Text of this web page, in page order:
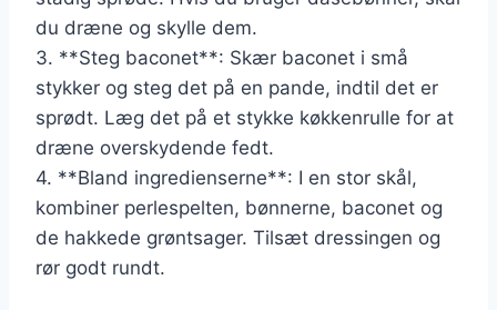
du dræne og skylle dem.
3. **Steg baconet**: Skær baconet i små
stykker og steg det på en pande, indtil det er
sprødt. Læg det på et stykke køkkenrulle for at
dræne overskydende fedt.
4. **Bland ingredienserne**: I en stor skål,
kombiner perlespelten, bønnerne, baconet og
de hakkede grøntsager. Tilsæt dressingen og
rør godt rundt.